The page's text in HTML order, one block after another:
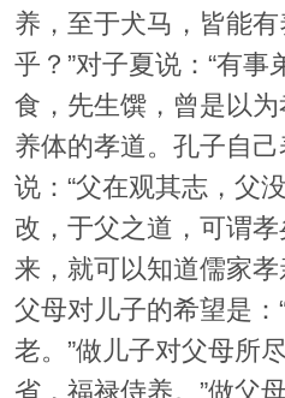
养，至于犬马，皆能
乎？”对子夏说：“有事
食，先生馔，曾是以为
养体的孝道。孔子自
说：“父在观其志，父
改，于父之道，可谓
来，就可以知道儒家
父母对儿子的希望是
老。”做儿子对父母所